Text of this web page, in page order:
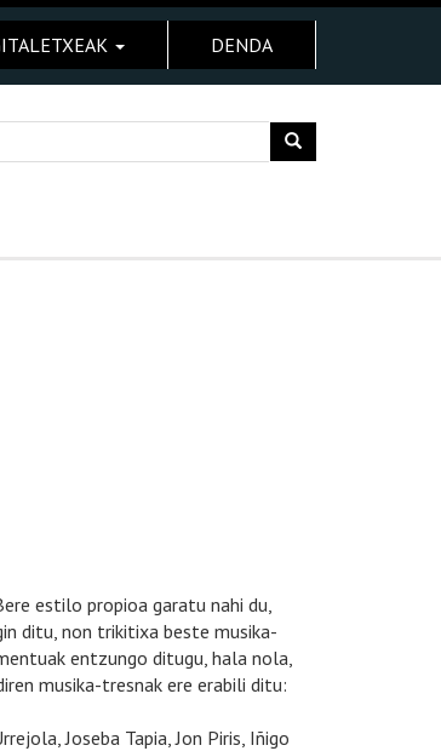
DENDA
estilo propioa garatu nahi du,
ditu, non trikitixa beste musika-
entzungo ditugu, hala nola,
musika-tresnak ere erabili ditu:
Joseba Tapia, Jon Piris, Iñigo